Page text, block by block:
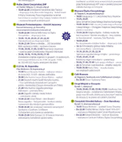
Cieszyn
0.04 km